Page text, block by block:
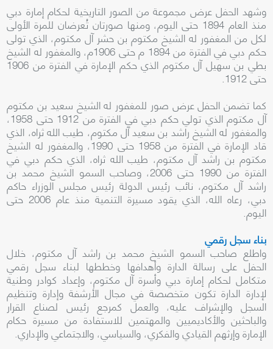
وشهد الحفل عرض مجموعة من الصور التاريخية لحكام إمارة دبي
منذ العام 1894 حتى اليوم، ومنها صورتان تُعرضان للمرة الأولى
لكل من المغفور له الشيخ مكتوم بن حشر آل مكتوم، الذي تولى
حكم دبي في الفترة من 1894 م حتى 1906م، والمغفور له الشيخ
بطي بن سهيل آل مكتوم الذي حكم الإمارة في الفترة من 1906
حتى 1912.
كما تضمن الحفل عرض صور للمغفور له الشيخ سعيد بن مكتوم
آل مكتوم الذي تولي حكم دبي في الفترة من 1912 حتى 1958،
والمغفور له الشيخ راشد بن سعيد آل مكتوم، طيب الله ثراه، الذي
قاد الإمارة في الفترة من 1958 حتى 1990، والمغفور له الشيخ
مكتوم بن راشد آل مكتوم، طيب الله ثراه، الذي حكم دبي في
الفترة من 1990 حتى 2006، وصاحب السمو الشيخ محمد بن
راشد آل مكتوم، نائب رئيس الدولة رئيس مجلس الوزراء حاكم
دبي، رعاه الله، الذي يقود مسيرة التنمية منذ عام 2006 حتى
اليوم.
بناء سجل رقمي
واطلع صاحب السمو الشيخ محمد بن راشد آل مكتوم، خلال
الحفل على رسالة الدارة وأهدافها وخططها لبناء سجل رقمي
متكامل لحكام إمارة دبي وأسرة آل مكتوم، وإعداد كوادر وطنية
لإدارة الدارة تكون متخصصة في مجال الأرشفة وإدارة وتنظيم
السجل والإشراف عليه، والعمل كمرجع رئيس لصناع القرار
والباحثين والأكاديميين والمهتمين للاستفادة من مسيرة حكام
الإمارة وإرثهم القيادي والفكري، والسياسي، والاجتماعي والإداري.